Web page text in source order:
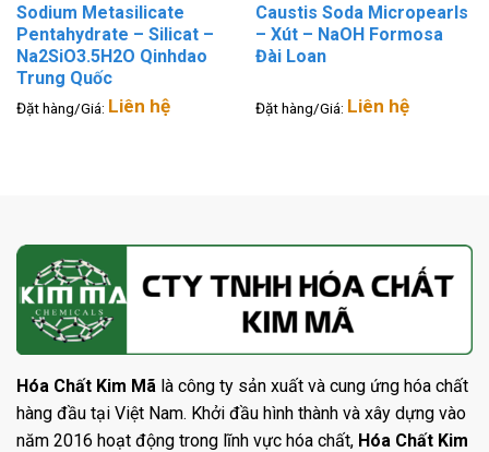
Sodium Metasilicate
Pentahydrate – Silicat –
Na2SiO3.5H2O Qinhdao
Trung Quốc
Đặt hàng/Giá: Liên hệ
Caustis Soda Micropearls
– Xút – NaOH Formosa
Đài Loan
Đặt hàng/Giá: Liên hệ
Hóa Chất Kim Mã là công ty sản xuất và cung ứng hóa chất
hàng đầu tại Việt Nam. Khởi đầu hình thành và xây dựng vào
năm 2016 hoạt động trong lĩnh vực hóa chất, Hóa Chất Kim